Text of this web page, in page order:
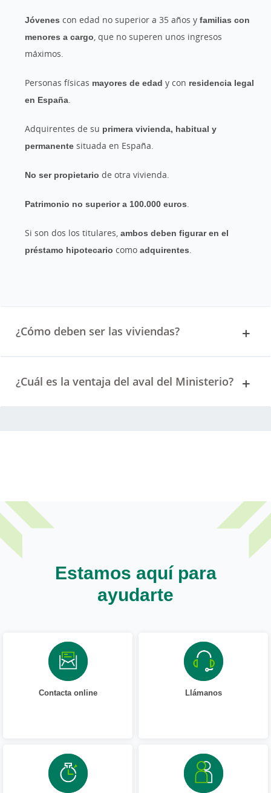
Jóvenes con edad no superior a 35 años y familias con
menores a cargo, que no superen unos ingresos
máximos.
Personas físicas mayores de edad y con residencia legal
en España.
Adquirentes de su primera vivienda, habitual y
permanente situada en España.
No ser propietario de otra vivienda.
Patrimonio no superior a 100.000 euros.
Si son dos los titulares, ambos deben figurar en el
préstamo hipotecario como adquirentes.
¿Cómo deben ser las viviendas?
¿Cuál es la ventaja del aval del Ministerio?
Estamos aquí para
ayudarte
Contacta online Llámanos